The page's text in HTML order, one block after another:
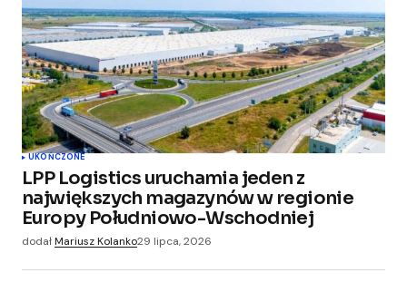
UKOŃCZONE
LPP Logistics uruchamia jeden z
największych magazynów w regionie
Europy Południowo-Wschodniej
dodałMariusz Kolanko29 lipca, 2026